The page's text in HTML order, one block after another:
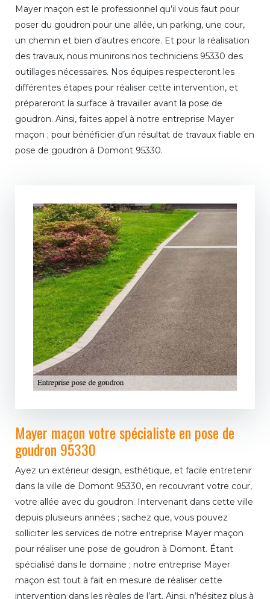
Mayer maçon est le professionnel qu’il vous faut pour
poser du goudron pour une allée, un parking, une cour,
un chemin et bien d’autres encore. Et pour la réalisation
des travaux, nous munirons nos techniciens 95330 des
outillages nécessaires. Nos équipes respecteront les
différentes étapes pour réaliser cette intervention, et
prépareront la surface à travailler avant la pose de
goudron. Ainsi, faites appel à notre entreprise Mayer
maçon ; pour bénéficier d’un résultat de travaux fiable en
pose de goudron à Domont 95330.
Mayer maçon votre spécialiste en pose de
goudron 95330
Ayez un extérieur design, esthétique, et facile entretenir
dans la ville de Domont 95330, en recouvrant votre cour,
votre allée avec du goudron. Intervenant dans cette ville
depuis plusieurs années ; sachez que, vous pouvez
solliciter les services de notre entreprise Mayer maçon
pour réaliser une pose de goudron à Domont. Étant
spécialisé dans le domaine ; notre entreprise Mayer
maçon est tout à fait en mesure de réaliser cette
intervention dans les règles de l’art. Ainsi, n’hésitez plus à